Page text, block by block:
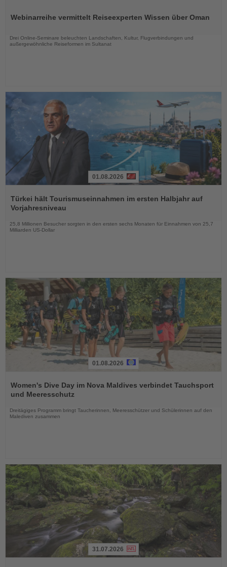
die
Webinarreihe vermittelt Reiseexperten Wissen über Oman
Drei Online-Seminare beleuchten Landschaften, Kultur, Flugverbindungen und
außergewöhnliche Reiseformen im Sultanat
Sie
die
Nachrichten
01.08.2026
Türkei hält Tourismuseinnahmen im ersten Halbjahr auf
Vorjahresniveau
25,8 Millionen Besucher sorgten in den ersten sechs Monaten für Einnahmen von 25,7
Milliarden US-Dollar
Sie
die
01.08.2026
Women's Dive Day im Nova Maldives verbindet Tauchsport
und Meeresschutz
Dreitägiges Programm bringt Taucherinnen, Meeresschützer und Schülerinnen auf den
Malediven zusammen
31.07.2026